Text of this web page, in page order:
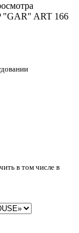
"GAR" ART 166
в том числе в